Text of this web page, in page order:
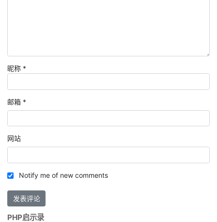
昵称 *
邮箱 *
网站
Notify me of new comments
PHP启示录